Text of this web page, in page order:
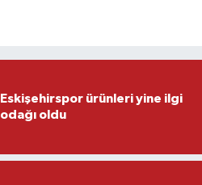
Eskişehirspor ürünleri yine ilgi
odağı oldu